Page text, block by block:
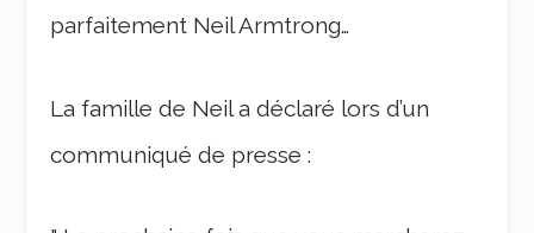
parfaitement Neil Armtrong…
La famille de Neil a déclaré lors d’un
communiqué de presse :